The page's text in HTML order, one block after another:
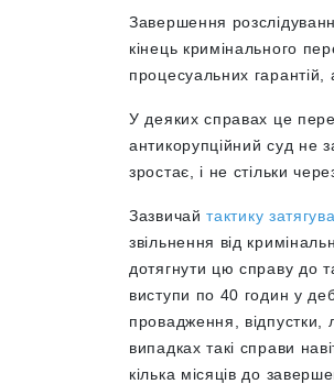
Завершення
кінець кримінального
процесуальних
У деяких справах це
антикорупційний суд не
зростає, і не стільки
Зазвичайтактику
звільнення від
дотягнути цю справу до
виступи по 40 годин у
провадження, відпустки,
випадках такі справи
кілька місяців до